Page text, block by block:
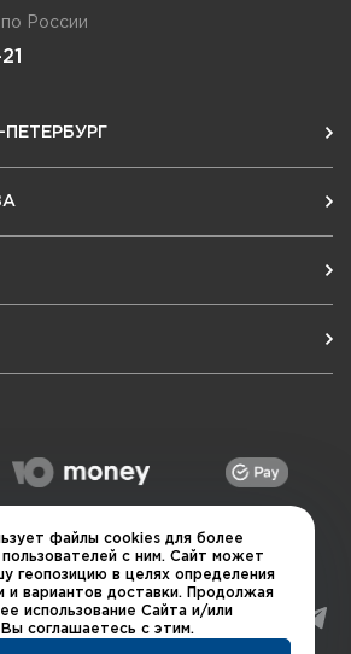
России
квартал"
файлы cookies для более
с ним. Сайт может
геопозицию в целях определения
и вариантов доставки. Продолжая
использование Сайта и/или
соглашаетесь с этим.